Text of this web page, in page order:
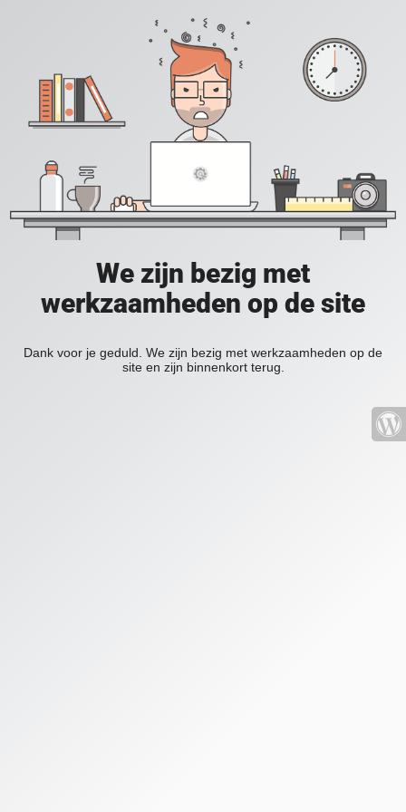
We zijn bezig met
werkzaamheden op de site
Dank voor je geduld. We zijn bezig met werkzaamheden op de
site en zijn binnenkort terug.